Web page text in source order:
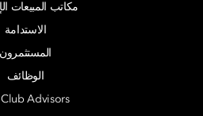
مكاتب المبيعات
الاستدامة
المستثمرون
الوظائف
Club Advisors